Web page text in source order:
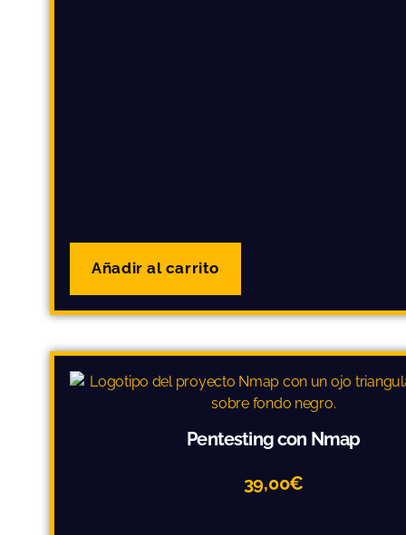
Añadir al carrito
Pentesting con Nmap
39,00€